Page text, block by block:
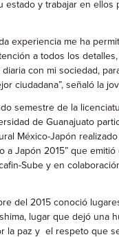
estado y trabajar en ellos
experiencia me ha
a todos los
con mi sociedad,
ciudadana”, señaló la
semestre de la
de Guanajuato
México-Japón
a Japón 2015” que emitió
Sube y en
del 2015 conoció
lugar que dejó una
la paz y el respeto que